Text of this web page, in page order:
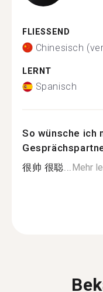
FLIESSEND
Chinesisch
LERNT
Spanisch
So wünsche ich
很帅 很聪...Mehr